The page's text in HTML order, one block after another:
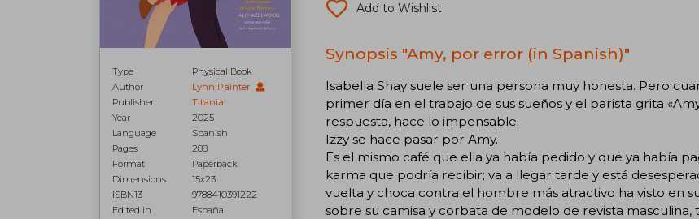
Type
Physical Book
Author
Lynn Painter
Publisher
Titania
Year
2025
Language
Spanish
Pages
288
Format
Paperback
Dimensions
15x23
ISBN13
9788410391222
Edited in
España
Add to Wishlist
Synopsis "Amy, por error (in Spanish)"
Isabella Shay suele ser una persona muy honesta. Pero
primer día en el trabajo de sus sueños y el barista grita
respuesta, hace lo impensable.
Izzy se hace pasar por Amy.
Es el mismo café que ella ya había pedido y que ya había
karma que podría recibir; va a llegar tarde y está
vuelta y choca contra el hombre más atractivo ha visto en
sobre su camisa y corbata de modelo de revista masculina,